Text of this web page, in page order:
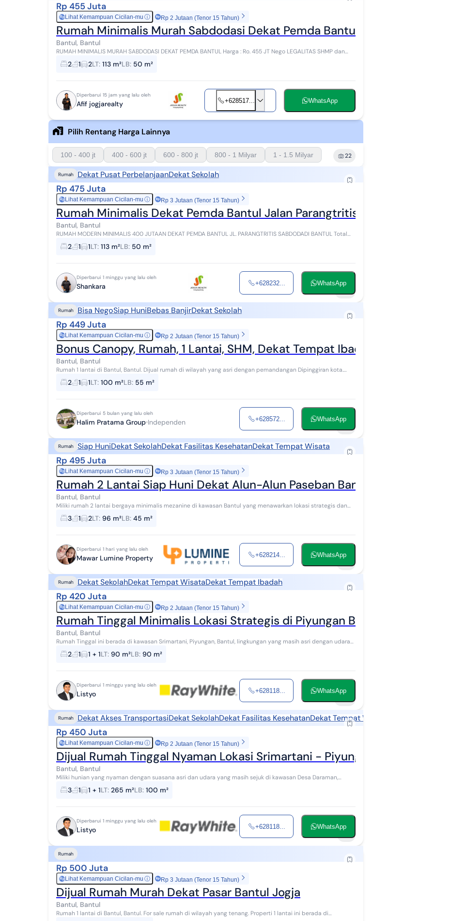
Rp 455 Juta
RpLihat Kemampuan Cicilan-mu ⓘ Rp 2 Jutaan (Tenor 15 Tahun)
Rumah Minimalis Murah Sabdodasi Dekat Pemda Bantul
Bantul, Bantul
RUMAH MINIMALIS MURAH SABDODASI DEKAT PEMDA BANTUL Harga : Ro. 455 JT Nego LEGALITAS SHMP dan
2 1 2LT: 113 m²LB: 50 m²
Diperbarui 15 jam yang lalu oleh
Afif jogjarealty +628517... WhatsApp
Pilih Rentang Harga Lainnya
100 - 400 jt 400 - 600 jt 600 - 800 jt 800 - 1 Milyar 1 - 1.5 Milyar 22
Rumah Dekat Pusat PerbelanjaanDekat Sekolah
Rp 475 Juta
RpLihat Kemampuan Cicilan-mu ⓘ Rp 3 Jutaan (Tenor 15 Tahun)
Rumah Minimalis Dekat Pemda Bantul Jalan Parangtritis Sabdodadi Bantul
Bantul, Bantul
RUMAH MODERN MINIMALIS 400 JUTAAN DEKAT PEMDA BANTUL JL. PARANGTRITIS SABDODADI BANTUL Total
2 1 1LT: 113 m²LB: 50 m²
Diperbarui 1 minggu yang lalu oleh
Shankara +628232... WhatsApp
Rumah Bisa NegoSiap HuniBebas BanjirDekat Sekolah
Rp 449 Juta
RpLihat Kemampuan Cicilan-mu ⓘ Rp 2 Jutaan (Tenor 15 Tahun)
Bonus Canopy, Rumah, 1 Lantai, SHM, Dekat Tempat Ibadah, Dekat Umy
Bantul, Bantul
Rumah 1 lantai di Bantul, Bantul. Dijual rumah di wilayah yang asri dengan pemandangan Dipinggiran kota.
Properti 1 lantai ini berada di lingkunga...
2 1 1LT: 100 m²LB: 55 m²
Diperbarui 5 bulan yang lalu oleh
Halim Pratama Group Independen +628572... WhatsApp
Rumah Siap HuniDekat SekolahDekat Fasilitas KesehatanDekat Tempat Wisata
Rp 495 Juta
RpLihat Kemampuan Cicilan-mu ⓘ Rp 3 Jutaan (Tenor 15 Tahun)
Rumah 2 Lantai Siap Huni Dekat Alun-Alun Paseban Bantul
Bantul, Bantul
Miliki rumah 2 lantai bergaya minimalis mezanine di kawasan Bantul yang menawarkan lokasi strategis dan
lingkungan yang nyaman. Berada di area perm...
3 1 2LT: 96 m²LB: 45 m²
Diperbarui 1 hari yang lalu oleh
Mawar Lumine Property +628214... WhatsApp
Rumah Dekat SekolahDekat Tempat WisataDekat Tempat Ibadah
Rp 420 Juta
RpLihat Kemampuan Cicilan-mu ⓘ Rp 2 Jutaan (Tenor 15 Tahun)
Rumah Tinggal Minimalis Lokasi Strategis di Piyungan Bantul
Bantul, Bantul
Rumah Tinggal ini berada di kawasan Srimartani, Piyungan, Bantul, lingkungan yang masih asri dengan udara
sejuk serta akses yang mudah menuju Kota ...
2 1 1 + 1LT: 90 m²LB: 90 m²
Diperbarui 1 minggu yang lalu oleh
Listyo +628118... WhatsApp
Rumah Dekat Akses TransportasiDekat SekolahDekat Fasilitas KesehatanDekat Tempat Wisata
Rp 450 Juta
RpLihat Kemampuan Cicilan-mu ⓘ Rp 2 Jutaan (Tenor 15 Tahun)
Dijual Rumah Tinggal Nyaman Lokasi Srimartani - Piyungan Bantul
Bantul, Bantul
Miliki hunian yang nyaman dengan suasana asri dan udara yang masih sejuk di kawasan Desa Daraman,
Srimartani, Piyungan, Bantul. Cocok untuk tempat ...
3 1 1 + 1LT: 265 m²LB: 100 m²
Diperbarui 1 minggu yang lalu oleh
Listyo +628118... WhatsApp
Rumah
Rp 500 Juta
RpLihat Kemampuan Cicilan-mu ⓘ Rp 3 Jutaan (Tenor 15 Tahun)
Dijual Rumah Murah Dekat Pasar Bantul Jogja
Bantul, Bantul
Rumah 1 lantai di Bantul, Bantul. For sale rumah di wilayah yang tenang. Properti 1 lantai ini berada di